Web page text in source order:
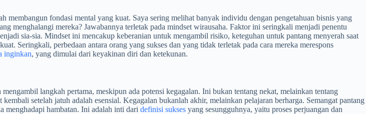
fondasi mental yang kuat. Saya sering melihat banyak individu dengan pengetahuan bisnis yang
menghalangi mereka? Jawabannya terletak pada mindset wirausaha. Faktor ini seringkali menjadi penentu
sia-sia. Mindset ini mencakup keberanian untuk mengambil risiko, keteguhan untuk pantang menyerah saat
Seringkali, perbedaan antara orang yang sukses dan yang tidak terletak pada cara mereka merespons
inginkan, yang dimulai dari keyakinan diri dan ketekunan.
langkah pertama, meskipun ada potensi kegagalan. Ini bukan tentang nekat, melainkan tentang
setelah jatuh adalah esensial. Kegagalan bukanlah akhir, melainkan pelajaran berharga. Semangat pantang
menghadapi hambatan. Ini adalah inti dari definisi sukses yang sesungguhnya, yaitu proses perjuangan dan